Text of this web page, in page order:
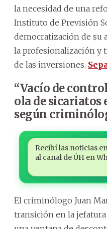
la necesidad de una
Instituto de Previsión
democratización de su
la profesionalización y
de las inversiones.
“Vacío de
ola de sicariatos
según
Recibí las noticias
al canal de ÚH en
El criminólogo Juan
transición en la